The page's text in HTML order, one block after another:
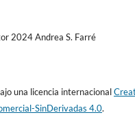
2024 Andrea S. Farré
una licencia internacional
SinDerivadas 4.0.